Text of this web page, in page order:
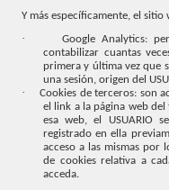
Y más específicamente, el sitio
·
Google Analytics:
contabilizar cuantas
primera y última vez que
una sesión, origen del
·
Cookies de terceros: son
el link a la página web
esa web, el USUARIO
registrado en ella
acceso a las mismas por
de cookies relativa a
acceda.